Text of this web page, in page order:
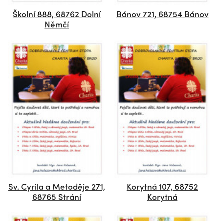
Školní 888, 68762 Dolní
Němčí
Bánov 721, 68754 Bánov
Sv. Cyrila a Metoděje 271,
68765 Strání
Korytná 107, 68752
Korytná